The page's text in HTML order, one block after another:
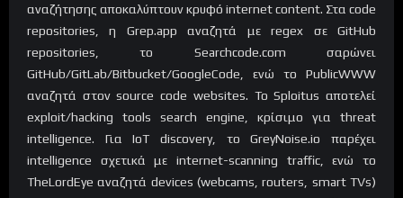
αναζήτησης αποκαλύπτουν κρυφό internet content. Στα code
repositories, η Grep.app αναζητά με regex σε GitHub
repositories, το Searchcode.com σαρώνει
GitHub/GitLab/Bitbucket/GoogleCode, ενώ το PublicWWW
αναζητά στον source code websites. Το Sploitus αποτελεί
exploit/hacking tools search engine, κρίσιμο για threat
intelligence. Για IoT discovery, το GreyNoise.io παρέχει
intelligence σχετικά με internet-scanning traffic, ενώ το
TheLordEye αναζητά devices (webcams, routers, smart TVs)